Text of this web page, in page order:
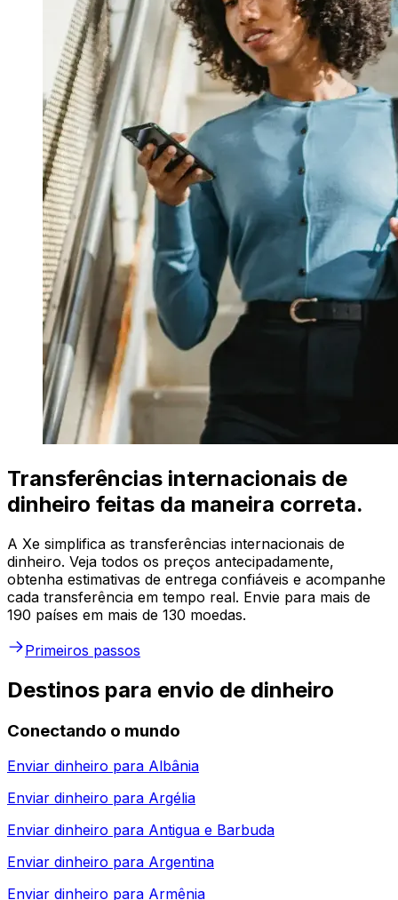
Transferências internacionais de
dinheiro feitas da maneira correta.
A Xe simplifica as transferências internacionais de
dinheiro. Veja todos os preços antecipadamente,
obtenha estimativas de entrega confiáveis e acompanhe
cada transferência em tempo real. Envie para mais de
190 países em mais de 130 moedas.
Primeiros passos
Destinos para envio de dinheiro
Conectando o mundo
Enviar dinheiro para Albânia
Enviar dinheiro para Argélia
Enviar dinheiro para Antigua e Barbuda
Enviar dinheiro para Argentina
Enviar dinheiro para Armênia